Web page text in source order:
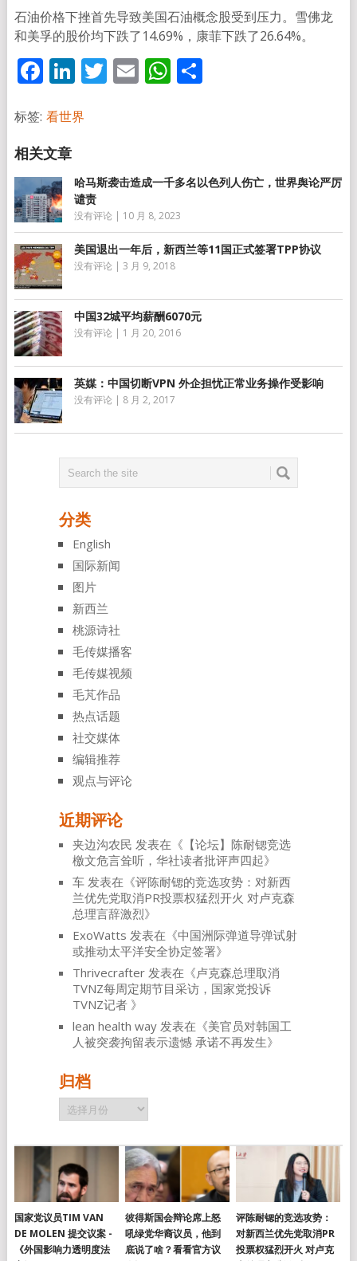
石油价格下挫首先导致美国石油概念股受到压力。雪佛龙
和美孚的股价均下跌了14.69%，康菲下跌了26.64%。
Facebook
LinkedIn
Twitter
EmailWhatsApp
分
标签: 看世界
哈马斯袭击造成一千多名以色列人伤亡，世界舆论严厉
谴责
没有评论 | 10 月 8, 2023
美国退出一年后，新西兰等11国正式签署TPP协议
没有评论 | 3 月 9, 2018
中国32城平均薪酬6070元
没有评论 | 1 月 20, 2016
英媒：中国切断VPN 外企担忧正常业务操作受影响
没有评论 | 8 月 2, 2017
分类
English
国际新闻
图片
新西兰
桃源诗社
毛传媒播客
毛传媒视频
毛芃作品
热点话题
社交媒体
编辑推荐
观点与评论
近期评论
夹边沟农民 发表在《 【论坛】陈耐锶竞选
檄文危言耸听，华社读者批评声四起》
车发表在《评陈耐锶的竞选攻势：对新西
兰优先党取消PR投票权猛烈开火 对卢克森
总理言辞激烈》
ExoWatts 发表在《中国洲际弹道导弹试射
或推动太平洋安全协定签署》
Thrivecrafter发表在《卢克森总理取消
TVNZ每周定期节目采访，国家党投诉
TVNZ记者 》
lean health way发表在《美官员对韩国工
人被突袭拘留表示遗憾 承诺不再发生》
归档
归
档
国家党议员TIM VAN
DE MOLEN 提交议案 -
《外国影响力透明度法
彼得斯国会辩论席上怒
吼绿党华裔议员，他到
底说了啥？看看官方议
评陈耐锶的竞选攻势：
对新西兰优先党取消PR
投票权猛烈开火 对卢克